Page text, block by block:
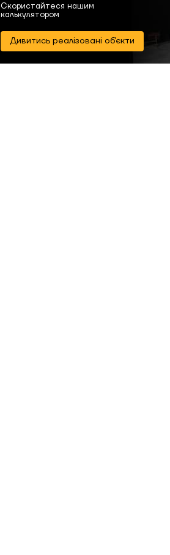
Скористайтеся нашим
калькулятором
Дивитись реалізовані об'єкти